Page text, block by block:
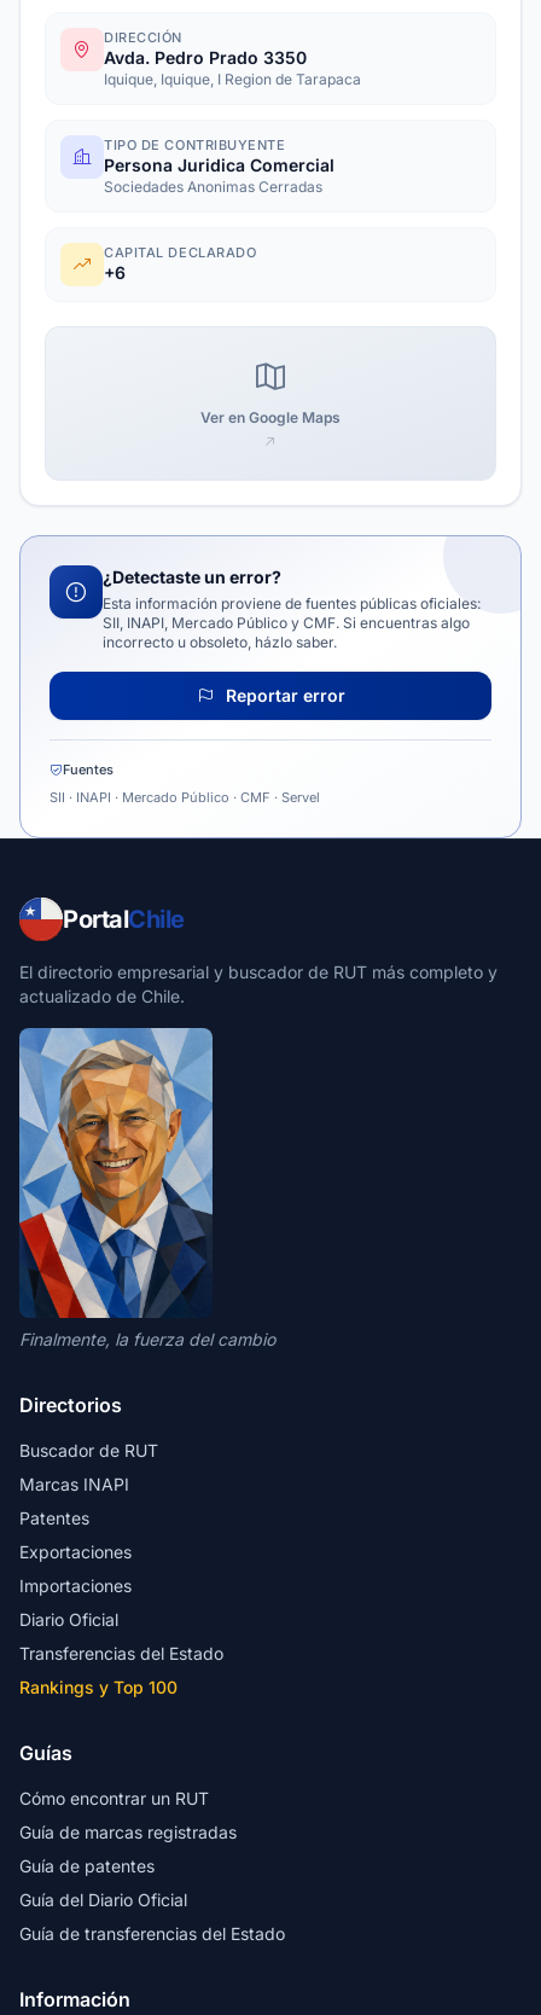
DIRECCIÓN
Avda. Pedro Prado 3350
Iquique, Iquique, I Region de Tarapaca
TIPO DE CONTRIBUYENTE
Persona Juridica Comercial
Sociedades Anonimas Cerradas
CAPITAL DECLARADO
+6
Ver en Google Maps
¿Detectaste un error?
Esta información proviene de fuentes públicas oficiales:
SII, INAPI, Mercado Público y CMF. Si encuentras algo
incorrecto u obsoleto, házlo saber.
Reportar error
Fuentes
SII · INAPI · Mercado Público · CMF · Servel
PortalChile
El directorio empresarial y buscador de RUT más completo y
actualizado de Chile.
Finalmente, la fuerza del cambio
Directorios
Buscador de RUT
Marcas INAPI
Patentes
Exportaciones
Importaciones
Diario Oficial
Transferencias del Estado
Rankings y Top 100
Guías
Cómo encontrar un RUT
Guía de marcas registradas
Guía de patentes
Guía del Diario Oficial
Guía de transferencias del Estado
Información